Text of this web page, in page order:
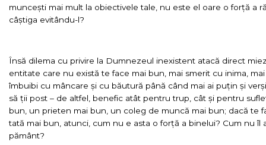
muncești mai mult la obiectivele tale, nu este el oare o forță a
câștiga evitându-l?
Însă dilema cu privire la Dumnezeul inexistent atacă direct
entitate care nu există te face mai bun, mai smerit cu inima,
îmbuibi cu mâncare și cu băutură până când mai ai puțin și
să ții post – de altfel, benefic atât pentru trup, cât și pentru
bun, un prieten mai bun, un coleg de muncă mai bun; dacă te
tată mai bun, atunci, cum nu e asta o forță a binelui? Cum nu
pământ?